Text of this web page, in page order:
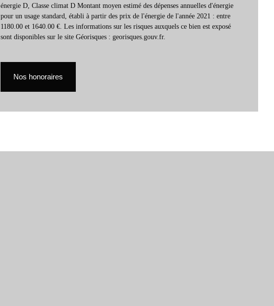
énergie D, Classe climat D Montant moyen estimé des dépenses annuelles d'énergie
pour un usage standard, établi à partir des prix de l'énergie de l'année 2021 : entre
1180.00 et 1640.00 €. Les informations sur les risques auxquels ce bien est exposé
sont disponibles sur le site Géorisques : georisques.gouv.fr.
Nos honoraires